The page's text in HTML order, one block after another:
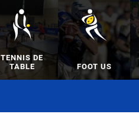
TENNIS DE
TABLE
FOOT US